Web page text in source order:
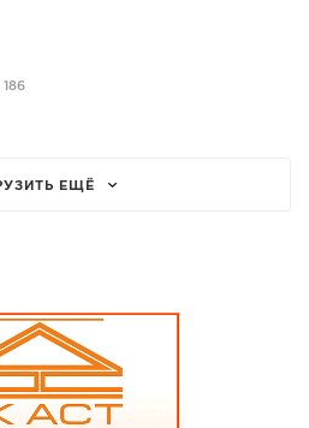
186
ЕЩЁ